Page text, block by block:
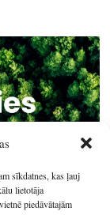
sīkdatnes, kas ļauj
lietotāja
piedāvātajām